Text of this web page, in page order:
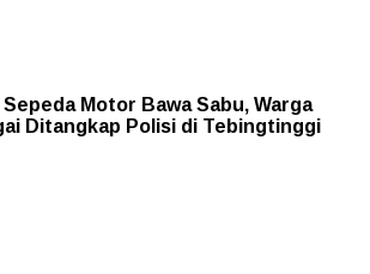
Sepeda Motor Bawa Sabu, Warga
Ditangkap Polisi di Tebingtinggi